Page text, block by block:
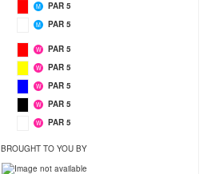
M PAR 5
M PAR 5
W PAR 5
W PAR 5
W PAR 5
W PAR 5
W PAR 5
BROUGHT TO YOU BY